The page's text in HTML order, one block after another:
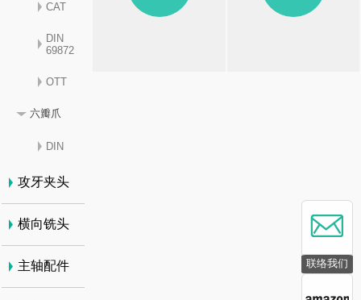
联络我们
CAT
DIN
69872
OTT
六瓣爪
DIN
攻牙夹头
横向铣头
主轴配件